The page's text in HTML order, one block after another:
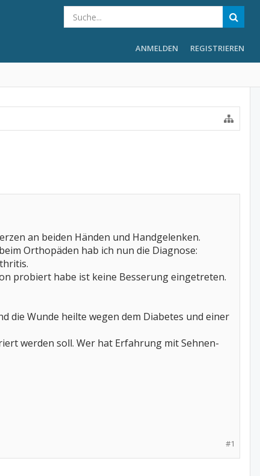
ANMELDEN REGISTRIEREN
an beiden Händen und Handgelenken.
Orthopäden hab ich nun die Diagnose:
probiert habe ist keine Besserung eingetreten.
die Wunde heilte wegen dem Diabetes und einer
werden soll. Wer hat Erfahrung mit Sehnen-
#1